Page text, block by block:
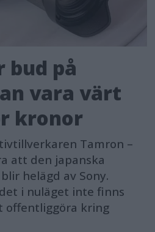
bud på
vara värt
kronor
Tamron –
att den japanska
helägd av Sony.
i nuläget inte finns
offentliggöra kring